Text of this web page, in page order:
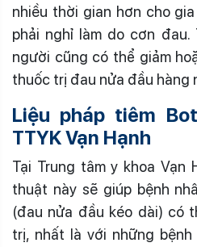
nhiều thời gian hơn cho
phải nghỉ làm do cơn
người cũng có thể giảm
thuốc trị đau nửa đầu hàng
Liệu pháp tiêm
TTYK Vạn Hạnh
Tại Trung tâm y khoa Vạn
thuật này sẽ giúp bệnh
(đau nửa đầu kéo dài) có
trị, nhất là với những